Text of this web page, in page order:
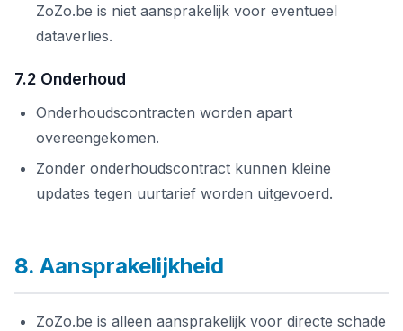
ZoZo.be is niet aansprakelijk voor eventueel
dataverlies.
7.2 Onderhoud
Onderhoudscontracten worden apart
overeengekomen.
Zonder onderhoudscontract kunnen kleine
updates tegen uurtarief worden uitgevoerd.
8. Aansprakelijkheid
ZoZo.be is alleen aansprakelijk voor directe schade